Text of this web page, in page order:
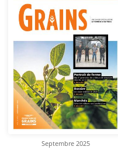
Septembre 2025